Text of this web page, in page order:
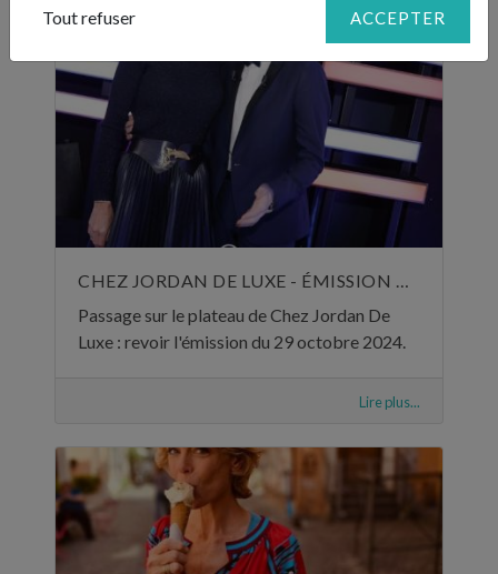
CHEZ JORDAN DE LUXE - ÉMISSION DU 29 OCTOBRE 2024
Passage sur le plateau de Chez Jordan De
Luxe : revoir l'émission du 29 octobre 2024.
Lire plus...
Tout refuser ACCEPTER